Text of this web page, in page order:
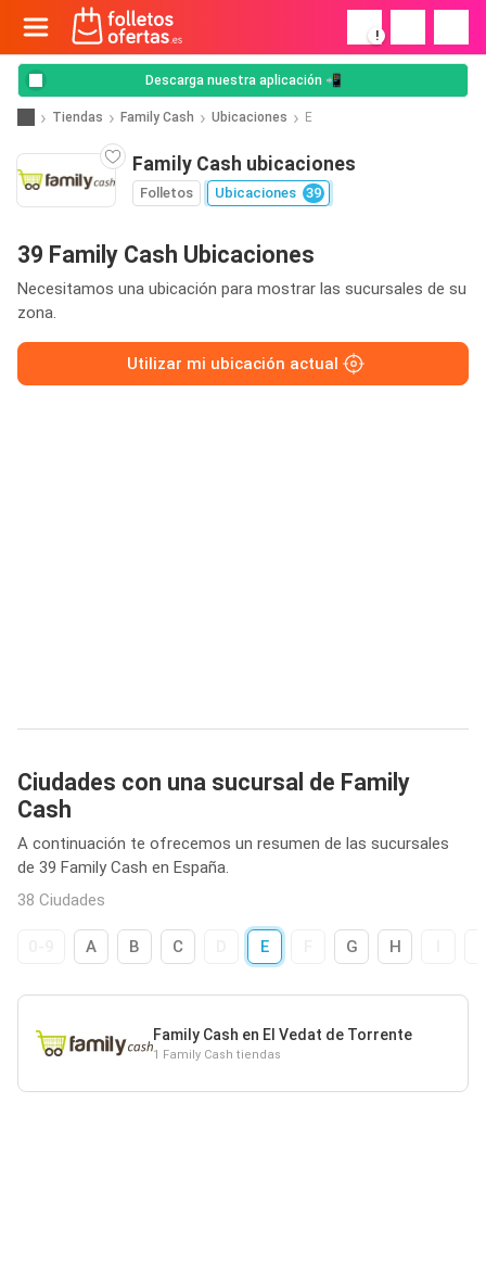
!
Descarga nuestra aplicación 📲
Tiendas Family Cash Ubicaciones E
Family Cash ubicaciones
Folletos Ubicaciones 39
39 Family Cash Ubicaciones
Necesitamos una ubicación para mostrar las sucursales de su
zona.
Utilizar mi ubicación actual
Ciudades con una sucursal de Family
Cash
A continuación te ofrecemos un resumen de las sucursales
de 39 Family Cash en España.
38 Ciudades
A B C E G H
Family Cash en El Vedat de Torrente
1 Family Cash tiendas